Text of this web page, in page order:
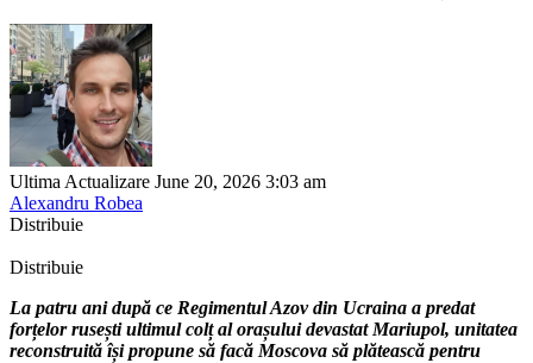
Ultima Actualizare June 20, 2026 3:03 am
Alexandru Robea
Distribuie
Distribuie
La patru ani după ce Regimentul Azov din Ucraina a predat
forțelor rusești ultimul colț al orașului devastat Mariupol, unitatea
reconstruită își propune să facă Moscova să plătească pentru